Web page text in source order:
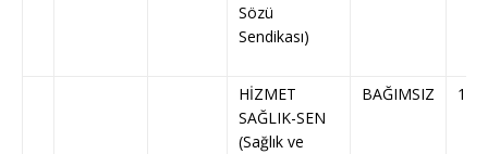
Sözü
Sendikası)
HİZMET
SAĞLIK-SEN
(Sağlık ve
BAĞIMSIZ 152